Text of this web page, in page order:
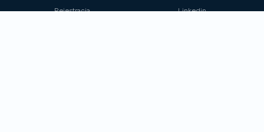
Rejestracja
Linkedin